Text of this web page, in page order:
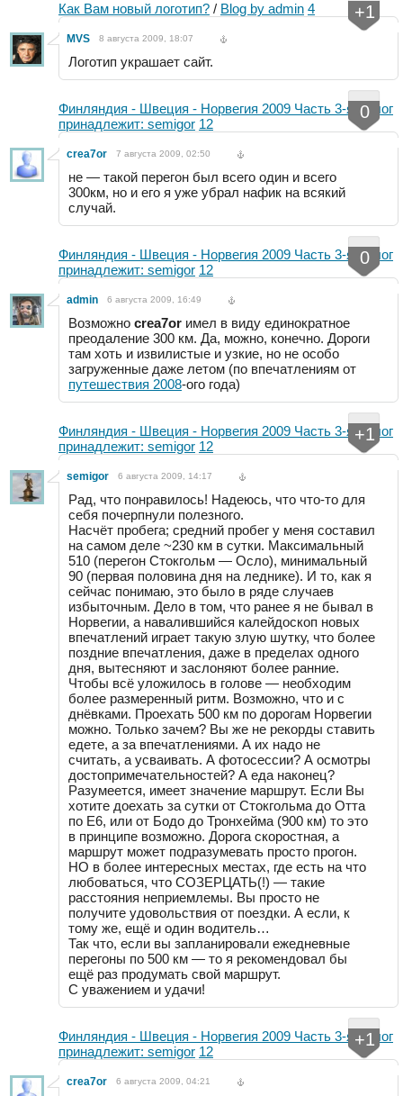
Как Вам новый логотип? / Blog by admin 4 +1
MVS 8 августа 2009, 18:07
Логотип украшает сайт.
Финляндия - Швеция - Норвегия 2009 Часть 3-я /Блог
принадлежит: semigor 12
0
crea7or 7 августа 2009, 02:50
не — такой перегон был всего один и всего
300км, но и его я уже убрал нафик на всякий
случай.
Финляндия - Швеция - Норвегия 2009 Часть 3-я /Блог
принадлежит: semigor 12
0
admin 6 августа 2009, 16:49
Возможно crea7or имел в виду единократное
преодаление 300 км. Да, можно, конечно. Дороги
там хоть и извилистые и узкие, но не особо
загруженные даже летом (по впечатлениям от
путешествия 2008-ого года)
Финляндия - Швеция - Норвегия 2009 Часть 3-я /Блог
принадлежит: semigor 12
+1
semigor 6 августа 2009, 14:17
Рад, что понравилось! Надеюсь, что что-то для
себя почерпнули полезного.
Насчёт пробега; средний пробег у меня составил
на самом деле ~230 км в сутки. Максимальный
510 (перегон Стокгольм — Осло), минимальный
90 (первая половина дня на леднике). И то, как я
сейчас понимаю, это было в ряде случаев
избыточным. Дело в том, что ранее я не бывал в
Норвегии, а навалившийся калейдоскоп новых
впечатлений играет такую злую шутку, что более
поздние впечатления, даже в пределах одного
дня, вытесняют и заслоняют более ранние.
Чтобы всё уложилось в голове — необходим
более размеренный ритм. Возможно, что и с
днёвками. Проехать 500 км по дорогам Норвегии
можно. Только зачем? Вы же не рекорды ставить
едете, а за впечатлениями. А их надо не
считать, а усваивать. А фотосессии? А осмотры
достопримечательностей? А еда наконец?
Разумеется, имеет значение маршрут. Если Вы
хотите доехать за сутки от Стокгольма до Отта
по Е6, или от Бодо до Тронхейма (900 км) то это
в принципе возможно. Дорога скоростная, а
маршрут может подразумевать просто прогон.
НО в более интересных местах, где есть на что
любоваться, что СОЗЕРЦАТЬ(!) — такие
расстояния неприемлемы. Вы просто не
получите удовольствия от поездки. А если, к
тому же, ещё и один водитель…
Так что, если вы запланировали ежедневные
перегоны по 500 км — то я рекомендовал бы
ещё раз продумать свой маршрут.
С уважением и удачи!
Финляндия - Швеция - Норвегия 2009 Часть 3-я /Блог
принадлежит: semigor 12
+1
crea7or 6 августа 2009, 04:21